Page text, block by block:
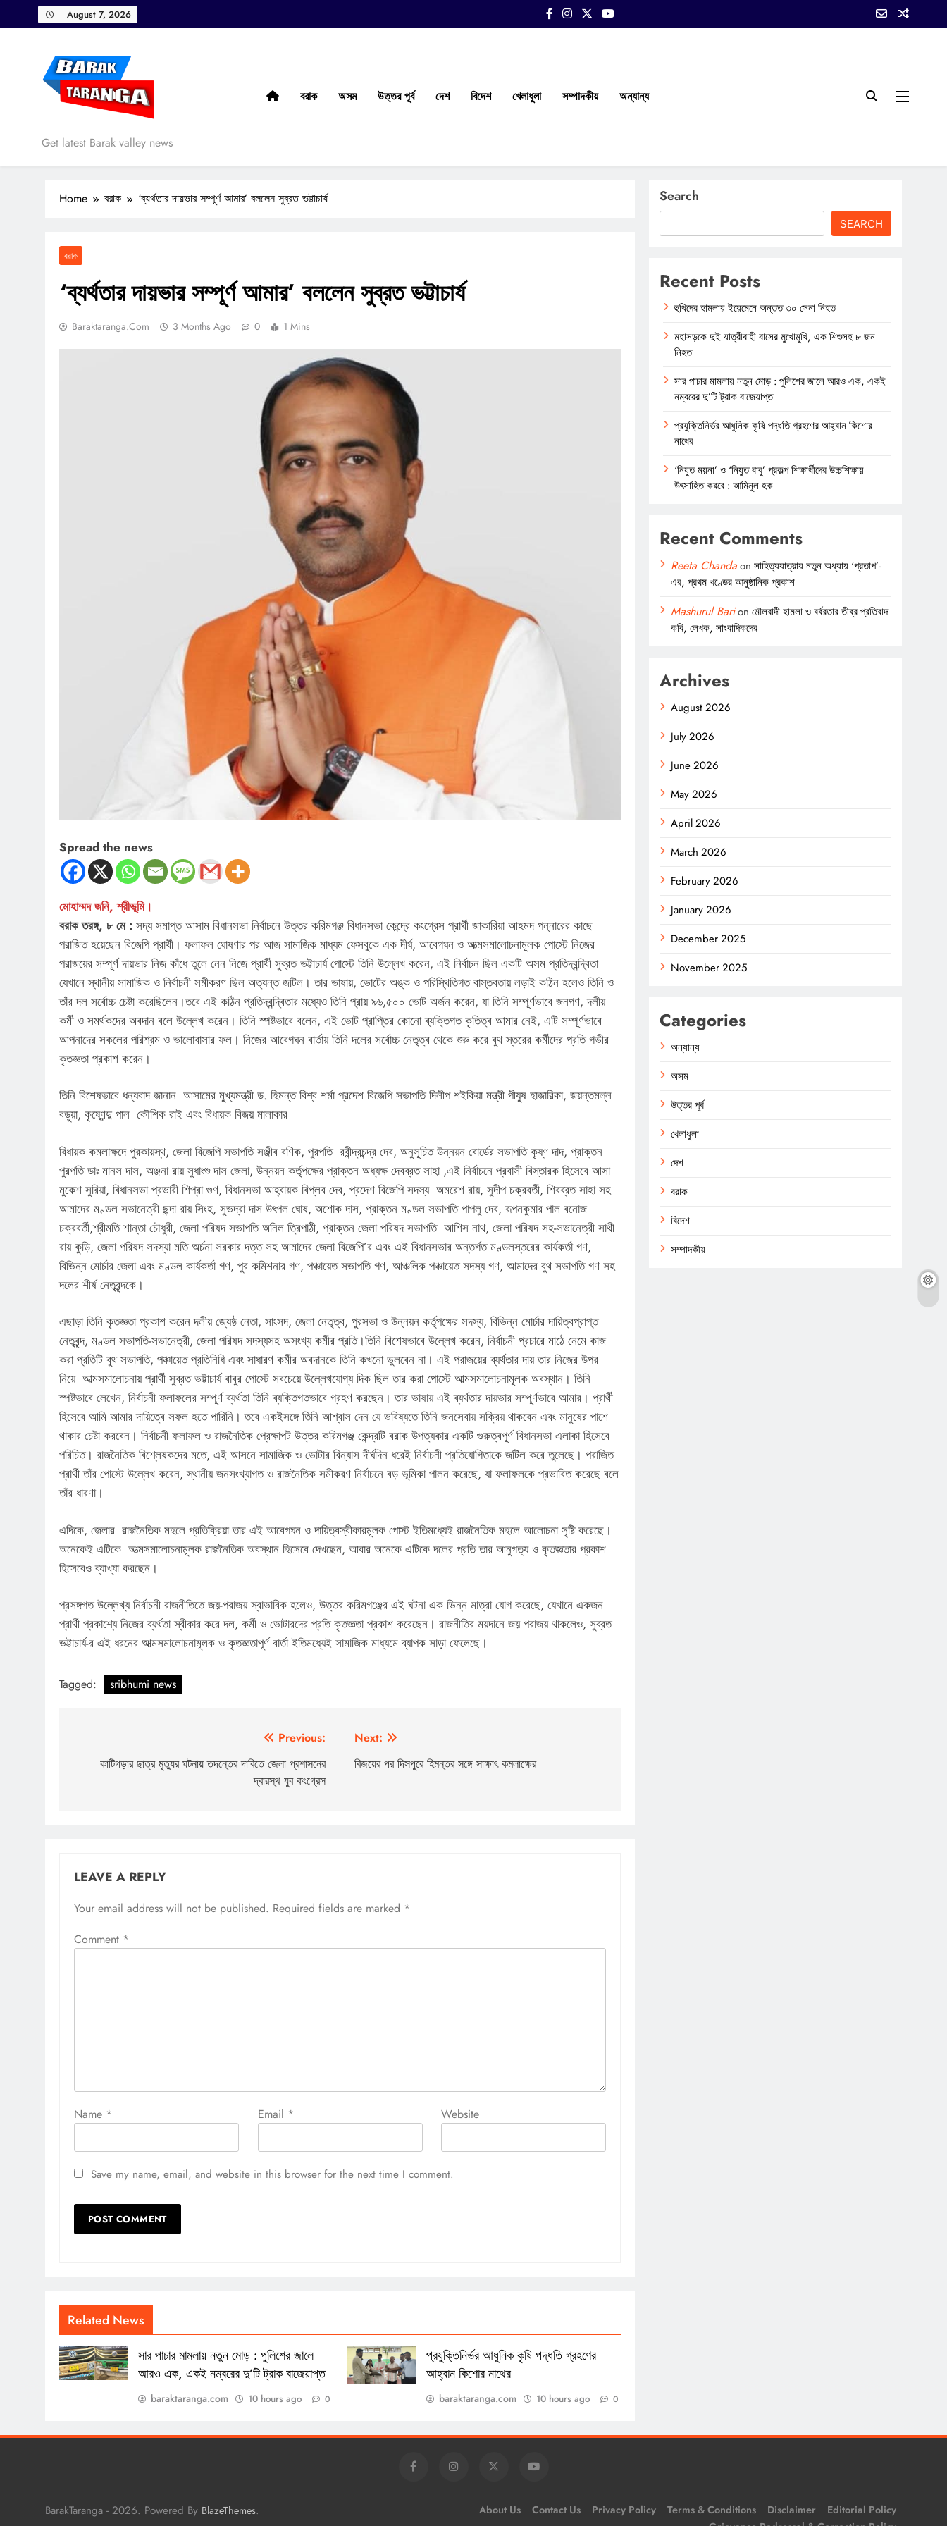
to
August 7, 2026
Barak Taranga
Get latest Barak valley news
বরাক অসম উত্তর পূর্ব দেশ বিদেশ খেলাধুলা সম্পাদকীয় অন্যান্য
Home বরাক ‘ব্যর্থতার দায়ভার সম্পূর্ণ আমার’ বললেন সুব্রত ভট্টাচার্য
বরাক
‘ব্যর্থতার দায়ভার সম্পূর্ণ আমার’ বললেন সুব্রত ভট্টাচার্য
Baraktaranga.com 3 Months Ago 0 1 Mins
Spread the news
মোহাম্মদ জনি, শ্রীভূমি।
বরাক তরঙ্গ, ৮ মে : সদ্য সমাপ্ত আসাম বিধানসভা নির্বাচনে উত্তর করিমগঞ্জ বিধানসভা কেন্দ্রে কংগ্রেস প্রার্থী জাকারিয়া আহমদ পন্নারের কাছে
পরাজিত হয়েছেন বিজেপি প্রার্থী। ফলাফল ঘোষণার পর আজ সামাজিক মাধ্যম ফেসবুকে এক দীর্ঘ, আবেগঘন ও আত্মসমালোচনামূলক পোস্টে নিজের
পরাজয়ের সম্পূর্ণ দায়ভার নিজ কাঁধে তুলে নেন নিজে প্রার্থী সুব্রত ভট্টাচার্য পোস্টে তিনি উল্লেখ করেন, এই নির্বাচন ছিল একটি অসম প্রতিদ্বন্দ্বিতা
যেখানে স্থানীয় সামাজিক ও নির্বাচনী সমীকরণ ছিল অত্যন্ত জটিল। তার ভাষায়, ভোটের অঙ্ক ও পরিস্থিতিগত বাস্তবতায় লড়াই কঠিন হলেও তিনি ও
তাঁর দল সর্বোচ্চ চেষ্টা করেছিলেন।তবে এই কঠিন প্রতিদ্বন্দ্বিতার মধ্যেও তিনি প্রায় ৯৬,৫০০ ভোট অর্জন করেন, যা তিনি সম্পূর্ণভাবে জনগণ, দলীয়
কর্মী ও সমর্থকদের অবদান বলে উল্লেখ করেন। তিনি স্পষ্টভাবে বলেন, এই ভোট প্রাপ্তির কোনো ব্যক্তিগত কৃতিত্ব আমার নেই, এটি সম্পূর্ণভাবে
আপনাদের সকলের পরিশ্রম ও ভালোবাসার ফল। নিজের আবেগঘন বার্তায় তিনি দলের সর্বোচ্চ নেতৃত্ব থেকে শুরু করে বুথ স্তরের কর্মীদের প্রতি গভীর
কৃতজ্ঞতা প্রকাশ করেন।
তিনি বিশেষভাবে ধন্যবাদ জানান আসামের মুখ্যমন্ত্রী ড. হিমন্ত বিশ্ব শর্মা প্রদেশ বিজেপি সভাপতি দিলীপ শইকিয়া মন্ত্রী পীযুষ হাজারিকা, জয়ন্তমল্ল
বড়ুয়া, কৃষ্ণেন্দু পাল কৌশিক রাই এবং বিধায়ক বিজয় মালাকার
বিধায়ক কমলাক্ষদে পুরকায়স্থ, জেলা বিজেপি সভাপতি সঞ্জীব বণিক, পুরপতি রবীন্দ্রচন্দ্র দেব, অনুসূচিত উন্নয়ন বোর্ডের সভাপতি কৃষ্ণ দাদ, প্রাক্তন
পুরপতি ডাঃ মানস দাস, অঞ্জনা রায় সুধাংশু দাস জেলা, উন্নয়ন কর্তৃপক্ষের প্রাক্তন অধ্যক্ষ দেবব্রত সাহা ,এই নির্বাচনে প্রবাসী বিস্তারক হিসেবে আসা
মুকেশ সুরিয়া, বিধানসভা প্রভারী শিপ্রা গুণ, বিধানসভা আহ্বায়ক বিপ্লব দেব, প্রদেশ বিজেপি সদস্য অমরেশ রায়, সুদীপ চক্রবর্তী, শিবব্রত সাহা সহ
আমাদের মণ্ডল সভানেত্রী ছন্দা রায় সিংহ, সুভদ্রা দাস উৎপল ঘোষ, অশোক দাস, প্রাক্তন মণ্ডল সভাপতি পাপলু দেব, রূপনকুমার পাল বনোজ
চক্রবর্তী,শ্রীমতি শান্তা চৌধুরী, জেলা পরিষদ সভাপতি অনিল ত্রিপাঠী, প্রাক্তন জেলা পরিষদ সভাপতি আশিস নাথ, জেলা পরিষদ সহ-সভানেত্রী সাথী
রায় কুড়ি, জেলা পরিষদ সদস্যা মতি অর্চনা সরকার দত্ত সহ আমাদের জেলা বিজেপি’র এবং এই বিধানসভার অন্তর্গত মণ্ডলস্তরের কার্যকর্তা গণ,
বিভিন্ন মোর্চার জেলা এবং মণ্ডল কার্যকর্তা গণ, পুর কমিশনার গণ, পঞ্চায়েত সভাপতি গণ, আঞ্চলিক পঞ্চায়েত সদস্য গণ, আমাদের বুথ সভাপতি গণ সহ
দলের শীর্ষ নেতৃবৃন্দকে।
এছাড়া তিনি কৃতজ্ঞতা প্রকাশ করেন দলীয় জ্যেষ্ঠ নেতা, সাংসদ, জেলা নেতৃত্ব, পুরসভা ও উন্নয়ন কর্তৃপক্ষের সদস্য, বিভিন্ন মোর্চার দায়িত্বপ্রাপ্ত
নেতৃবৃন্দ, মণ্ডল সভাপতি-সভানেত্রী, জেলা পরিষদ সদস্যসহ অসংখ্য কর্মীর প্রতি।তিনি বিশেষভাবে উল্লেখ করেন, নির্বাচনী প্রচারে মাঠে নেমে কাজ
করা প্রতিটি বুথ সভাপতি, পঞ্চায়েত প্রতিনিধি এবং সাধারণ কর্মীর অবদানকে তিনি কখনো ভুলবেন না। এই পরাজয়ের ব্যর্থতার দায় তার নিজের উপর
নিয়ে আত্মসমালোচনায় প্রার্থী সুব্রত ভট্টাচার্য বাবুর পোস্টে সবচেয়ে উল্লেখযোগ্য দিক ছিল তার করা পোস্টে আত্মসমালোচনামূলক অবস্থান। তিনি
স্পষ্টভাবে লেখেন, নির্বাচনী ফলাফলের সম্পূর্ণ ব্যর্থতা তিনি ব্যক্তিগতভাবে গ্রহণ করছেন। তার ভাষায় এই ব্যর্থতার দায়ভার সম্পূর্ণভাবে আমার। প্রার্থী
হিসেবে আমি আমার দায়িত্বে সফল হতে পারিনি। তবে একইসঙ্গে তিনি আশ্বাস দেন যে ভবিষ্যতে তিনি জনসেবায় সক্রিয় থাকবেন এবং মানুষের পাশে
থাকার চেষ্টা করবেন। নির্বাচনী ফলাফল ও রাজনৈতিক প্রেক্ষাপট উত্তর করিমগঞ্জ কেন্দ্রটি বরাক উপত্যকার একটি গুরুত্বপূর্ণ বিধানসভা এলাকা হিসেবে
পরিচিত। রাজনৈতিক বিশ্লেষকদের মতে, এই আসনে সামাজিক ও ভোটার বিন্যাস দীর্ঘদিন ধরেই নির্বাচনী প্রতিযোগিতাকে জটিল করে তুলেছে। পরাজিত
প্রার্থী তাঁর পোস্টে উল্লেখ করেন, স্থানীয় জনসংখ্যাগত ও রাজনৈতিক সমীকরণ নির্বাচনে বড় ভূমিকা পালন করেছে, যা ফলাফলকে প্রভাবিত করেছে বলে
তাঁর ধারণা।
এদিকে, জেলার রাজনৈতিক মহলে প্রতিক্রিয়া তার এই আবেগঘন ও দায়িত্বস্বীকারমূলক পোস্ট ইতিমধ্যেই রাজনৈতিক মহলে আলোচনা সৃষ্টি করেছে।
অনেকেই এটিকে আত্মসমালোচনামূলক রাজনৈতিক অবস্থান হিসেবে দেখছেন, আবার অনেকে এটিকে দলের প্রতি তার আনুগত্য ও কৃতজ্ঞতার প্রকাশ
হিসেবেও ব্যাখ্যা করছেন।
প্রসঙ্গগত উল্লেখ্য নির্বাচনী রাজনীতিতে জয়-পরাজয় স্বাভাবিক হলেও, উত্তর করিমগঞ্জের এই ঘটনা এক ভিন্ন মাত্রা যোগ করেছে, যেখানে একজন
প্রার্থী প্রকাশ্যে নিজের ব্যর্থতা স্বীকার করে দল, কর্মী ও ভোটারদের প্রতি কৃতজ্ঞতা প্রকাশ করেছেন। রাজনীতির ময়দানে জয় পরাজয় থাকলেও, সুব্রত
ভট্টাচার্য-র এই ধরনের আত্মসমালোচনামূলক ও কৃতজ্ঞতাপূর্ণ বার্তা ইতিমধ্যেই সামাজিক মাধ্যমে ব্যাপক সাড়া ফেলেছে।
Tagged: sribhumi news
navigation
Previous:
কাটিগড়ার ছাত্র মৃত্যুর ঘটনায় তদন্তের দাবিতে জেলা প্রশাসনের
দ্বারস্থ যুব কংগ্রেস
Next:
বিজয়ের পর দিসপুরে হিমন্তর সঙ্গে সাক্ষাৎ কমলাক্ষের
LEAVE A REPLY
Your email address will not be published. Required fields are marked *
Comment *
Name * Email * Website
Save my name, email, and website in this browser for the next time I comment.
Related News
সার পাচার মামলায় নতুন মোড় : পুলিশের জালে
আরও এক, একই নম্বরের দু’টি ট্রাক বাজেয়াপ্ত
baraktaranga.com 10 hours ago 0
প্রযুক্তিনির্ভর আধুনিক কৃষি পদ্ধতি গ্রহণের
আহ্বান কিশোর নাথের
baraktaranga.com 10 hours ago 0
Search
SEARCH
Recent Posts
হুথিদের হামলায় ইয়েমেনে অন্তত ৩০ সেনা নিহত
মহাসড়কে দুই যাত্রীবাহী বাসের মুখোমুখি, এক শিশুসহ ৮ জন
নিহত
সার পাচার মামলায় নতুন মোড় : পুলিশের জালে আরও এক, একই
নম্বরের দু’টি ট্রাক বাজেয়াপ্ত
প্রযুক্তিনির্ভর আধুনিক কৃষি পদ্ধতি গ্রহণের আহ্বান কিশোর
নাথের
‘নিযুত ময়না’ ও ‘নিযুত বাবু’ প্রকল্প শিক্ষার্থীদের উচ্চশিক্ষায়
উৎসাহিত করবে : আমিনুল হক
Recent Comments
Reeta Chandaonসাহিত্যযাত্রায় নতুন অধ্যায় ‘প্রতাপ’-
এর, প্রথম খণ্ডের আনুষ্ঠানিক প্রকাশ
Mashurul Barionমৌলবাদী হামলা ও বর্বরতার তীব্র প্রতিবাদ
কবি, লেখক, সাংবাদিকদের
Archives
August 2026
July 2026
June 2026
May 2026
April 2026
March 2026
February 2026
January 2026
December 2025
November 2025
Categories
অন্যান্য
অসম
উত্তর পূর্ব
খেলাধুলা
দেশ
বরাক
বিদেশ
সম্পাদকীয়
BarakTaranga - 2026. Powered By BlazeThemes. About Us Contact Us Privacy Policy Terms & Conditions Disclaimer
Editorial Policy